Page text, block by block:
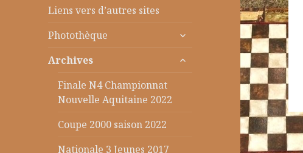
Liens vers d’autres sites
Photothèque
ouvrir
sous-
Archives
ouvrir
Finale N4 Championnat
Nouvelle Aquitaine 2022
Coupe 2000 saison 2022
Nationale 3 Jeunes 2017